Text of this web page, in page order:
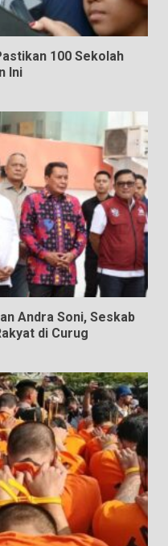
100 Sekolah
Ini
Andra Soni, Seskab
di Curug